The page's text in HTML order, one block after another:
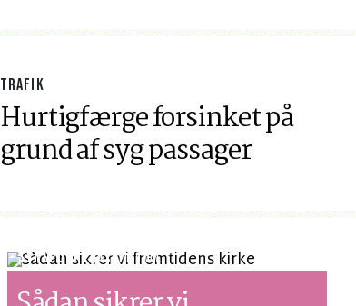
TRAFIK
Hurtigfærge forsinket på
grund af syg passager
SYNSPUNKTLÆSETID 3 MIN.